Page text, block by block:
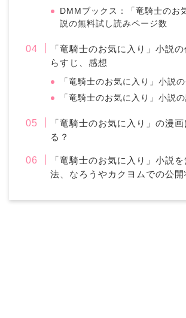
DMMブックス：「竜騎士のお
説の無料試し読みページ数
「竜騎士のお気に入り」小説
らすじ、感想
「竜騎士のお気に入り」小説
「竜騎士のお気に入り」小説
「竜騎士のお気に入り」の漫
る？
「竜騎士のお気に入り」小説
法、なろうやカクヨムでの公開